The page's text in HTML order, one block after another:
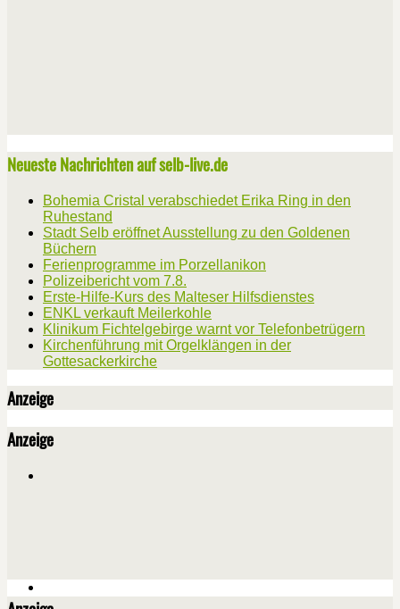
Neueste Nachrichten auf selb-live.de
Bohemia Cristal verabschiedet Erika Ring in den
Ruhestand
Stadt Selb eröffnet Ausstellung zu den Goldenen
Büchern
Ferienprogramme im Porzellanikon
Polizeibericht vom 7.8.
Erste-Hilfe-Kurs des Malteser Hilfsdienstes
ENKL verkauft Meilerkohle
Klinikum Fichtelgebirge warnt vor Telefonbetrügern
Kirchenführung mit Orgelklängen in der
Gottesackerkirche
Anzeige
Anzeige